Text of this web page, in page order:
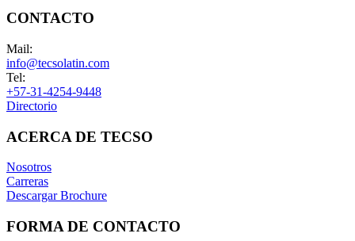
CONTACTO
Mail:
info@tecsolatin.com
Tel:
+57-31-4254-9448
Directorio
ACERCA DE TECSO
Nosotros
Carreras
Descargar Brochure
FORMA DE CONTACTO